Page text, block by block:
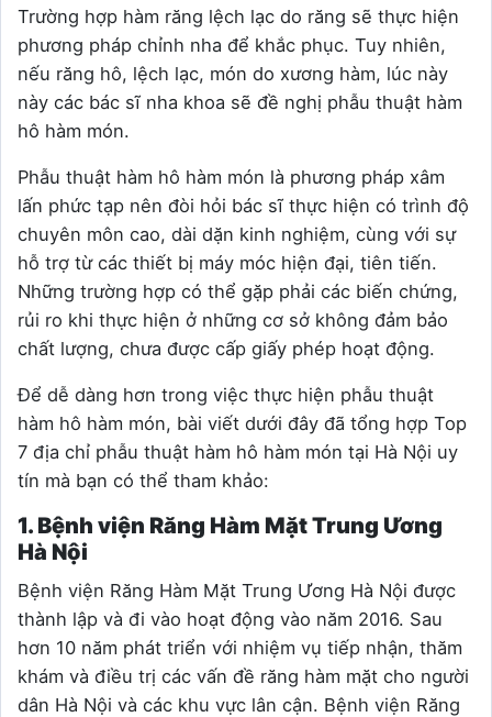
Trường hợp hàm răng lệch lạc do răng sẽ thực hiện
phương pháp chỉnh nha để khắc phục. Tuy nhiên,
nếu răng hô, lệch lạc, món do xương hàm, lúc này
này các bác sĩ nha khoa sẽ đề nghị phẫu thuật hàm
hô hàm món.
Phẫu thuật hàm hô hàm món là phương pháp xâm
lấn phức tạp nên đòi hỏi bác sĩ thực hiện có trình độ
chuyên môn cao, dài dặn kinh nghiệm, cùng với sự
hỗ trợ từ các thiết bị máy móc hiện đại, tiên tiến.
Những trường hợp có thể gặp phải các biến chứng,
rủi ro khi thực hiện ở những cơ sở không đảm bảo
chất lượng, chưa được cấp giấy phép hoạt động.
Để dễ dàng hơn trong việc thực hiện phẫu thuật
hàm hô hàm món, bài viết dưới đây đã tổng hợp Top
7 địa chỉ phẫu thuật hàm hô hàm món tại Hà Nội uy
tín mà bạn có thể tham khảo:
1. Bệnh viện Răng Hàm Mặt Trung Ương
Hà Nội
Bệnh viện Răng Hàm Mặt Trung Ương Hà Nội được
thành lập và đi vào hoạt động vào năm 2016. Sau
hơn 10 năm phát triển với nhiệm vụ tiếp nhận, thăm
khám và điều trị các vấn đề răng hàm mặt cho người
dân Hà Nội và các khu vực lân cận. Bệnh viện Răng